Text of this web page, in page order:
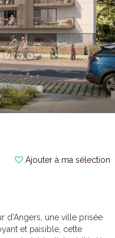
Ajouter à ma sélection
d'Angers, une ville prisée
et paisible, cette